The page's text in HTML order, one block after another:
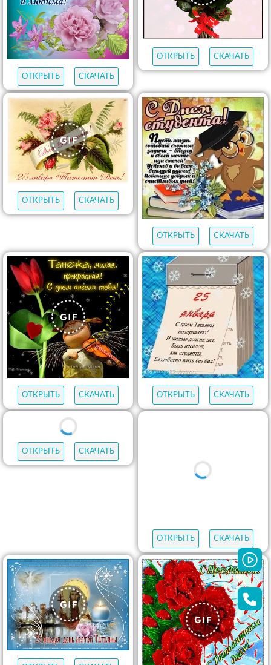
ОТКРЫТЬ СКАЧАТЬ
ОТКРЫТЬ СКАЧАТЬ
ОТКРЫТЬ СКАЧАТЬ
ОТКРЫТЬ СКАЧАТЬ
ОТКРЫТЬ СКАЧАТЬ
ОТКРЫТЬ СКАЧАТЬ
ОТКРЫТЬ СКАЧАТЬ ОТКРЫТЬ СКАЧАТЬ